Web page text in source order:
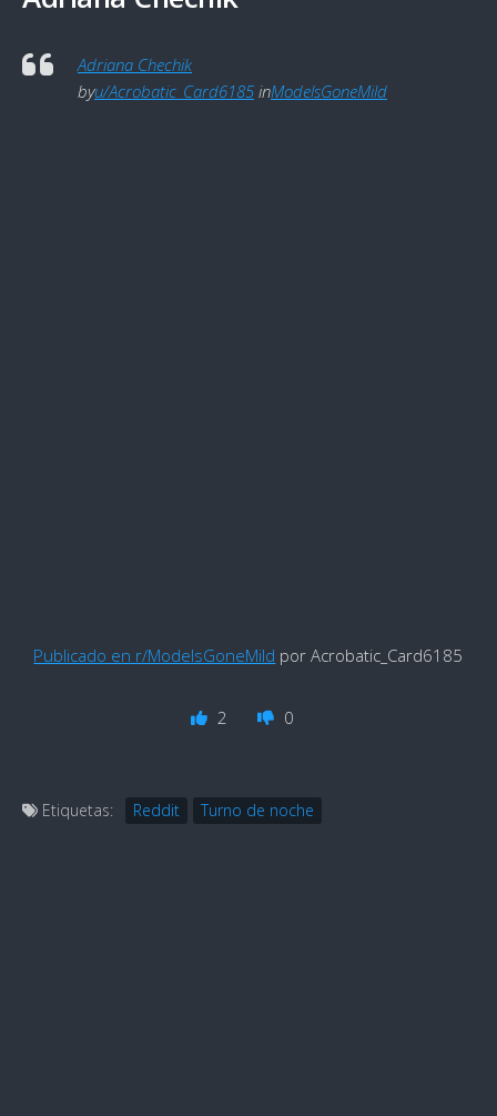
Adriana Chechik
byu/Acrobatic_Card6185 inModelsGoneMild
Publicado en r/ModelsGoneMild por Acrobatic_Card6185
2 0
Etiquetas: Reddit Turno de noche